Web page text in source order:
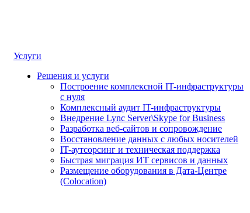
Услуги
Решения и услуги
Построение комплексной IT-инфраструктуры
с нуля
Комплексный аудит IT-инфраструктуры
Внедрение Lync Server\Skype for Business
Разработка веб-сайтов и сопровождение
Восстановление данных с любых носителей
IT-аутсорсинг и техническая поддержка
Быстрая миграция ИТ сервисов и данных
Размещение оборудования в Дата-Центре
(Colocation)